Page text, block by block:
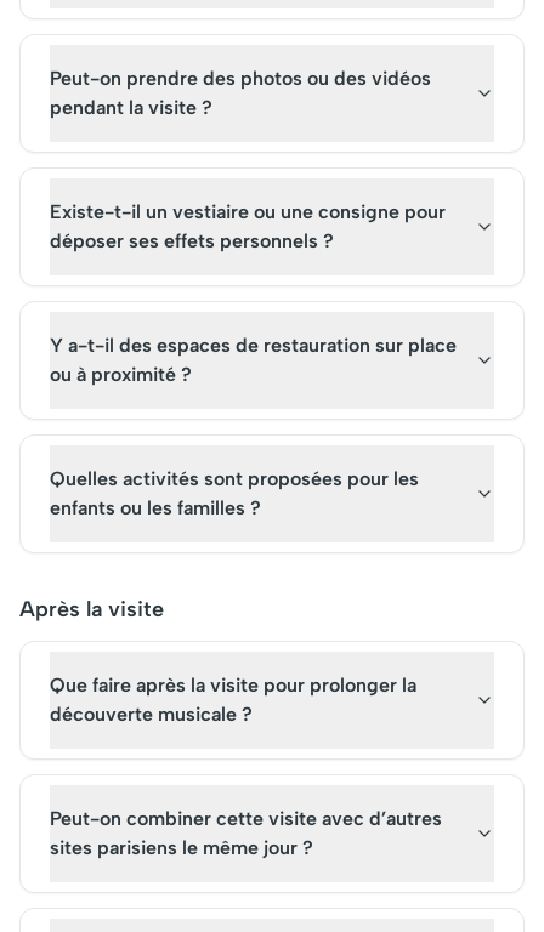
Peut-on prendre des photos ou des vidéos
pendant la visite ?
Existe-t-il un vestiaire ou une consigne pour
déposer ses effets personnels ?
Y a-t-il des espaces de restauration sur place
ou à proximité ?
Quelles activités sont proposées pour les
enfants ou les familles ?
Après la visite
Que faire après la visite pour prolonger la
découverte musicale ?
Peut-on combiner cette visite avec d’autres
sites parisiens le même jour ?